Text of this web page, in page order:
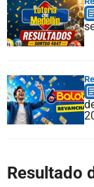
Resultado